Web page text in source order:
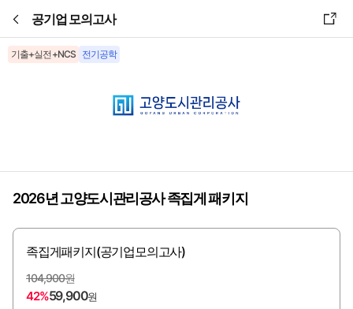
공기업 모의고사
기출+실전+NCS 전기공학
2026년 고양도시관리공사 족집게 패키지
족집게패키지(공기업모의고사)
104,900원
42%59,900원